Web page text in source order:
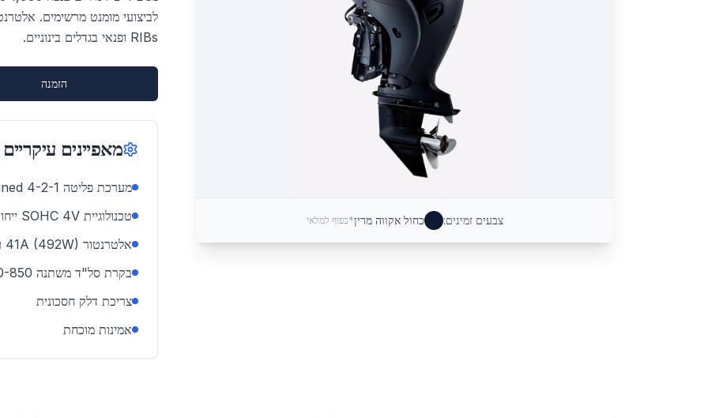
צבעים זמינים: כחול אקווה מרין*כפוף למלאי
RIBs ופנאי בגדלים בינוניים.
הזמנה
מאפיינים עיקריים
מערכת פליטה 4-2-1 Performance Tuned - ראשונית בתעשייה
טכנולוגיית SOHC 4V ייחודית (Simpliq™)
אלטרנטור 41A (492W) עוצמתי
בקרת סל"ד משתנה 650-850
צריכת דלק חסכונית
אמינות מוכחת